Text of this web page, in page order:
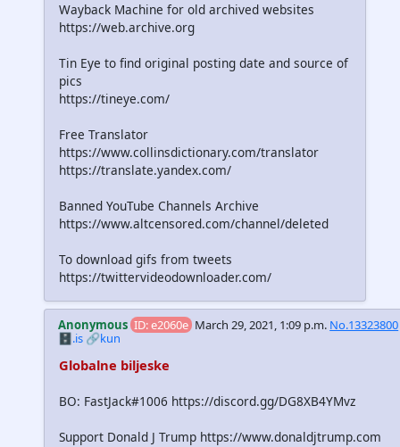
Wayback Machine for old archived websites
https://web.archive.org
Tin Eye to find original posting date and source of
pics
https://tineye.com/
Free Translator
https://www.collinsdictionary.com/translator
https://translate.yandex.com/
Banned YouTube Channels Archive
https://www.altcensored.com/channel/deleted
To download gifs from tweets
https://twittervideodownloader.com/
Anonymous ID: e2060e March 29, 2021, 1:09 p.m. No.13323800
🗄️.is 🔗kun
Globalne biljeske
BO: FastJack#1006 https://discord.gg/DG8XB4YMvz
Support Donald J Trump https://www.donaldjtrump.com